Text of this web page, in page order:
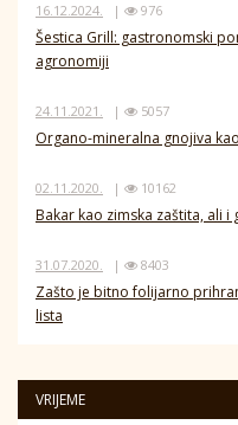
16.12.2024. | 976
Šestica Grill: gastronomski
agronomiji
24.11.2021. | 5057
Organo-mineralna gnojiva
02.11.2020. | 10162
Bakar kao zimska zaštita, ali i
31.07.2020. | 8403
Zašto je bitno folijarno
lista
VRIJEME